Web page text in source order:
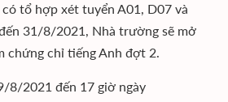
tổ hợp xét tuyển A01, D07 và
31/8/2021, Nhà trường sẽ mở
chứng chỉ tiếng Anh đợt 2.
8/2021 đến 17 giờ ngày